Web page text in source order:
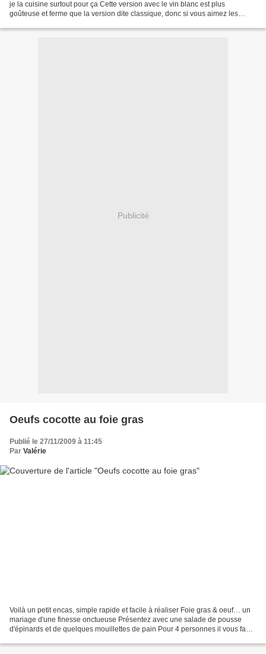
je la cuisine surtout pour ça Cette version avec le vin blanc est plus
goûteuse et ferme que la version dite classique, donc si vous aimez les
Publicité
Oeufs cocotte au foie gras
Publié le 27/11/2009 à 11:45
Par Valérie
Voilà un petit encas, simple rapide et facile à réaliser Foie gras & oeuf… un
mariage d'une finesse onctueuse Présentez avec une salade de pousse
d'épinards et de quelques mouillettes de pain Pour 4 personnes il vous faut